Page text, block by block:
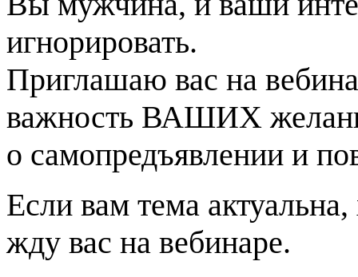
игнорировать.
Приглашаю вас на
важность ВАШИХ
о самопредъявлении и
Если вам тема
жду вас на вебинаре.